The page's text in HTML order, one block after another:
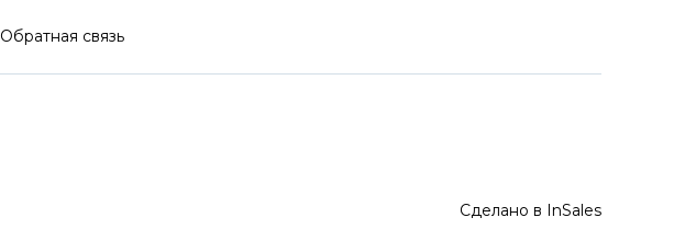
Обратная связь
Сделано в InSales